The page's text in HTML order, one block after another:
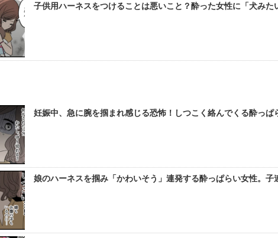
子供用ハーネスをつけることは悪いこと？酔った女性に「犬み
妊娠中、急に腕を掴まれ感じる恐怖！しつこく絡んでくる酔っ
娘のハーネスを掴み「かわいそう」連発する酔っぱらい女性。